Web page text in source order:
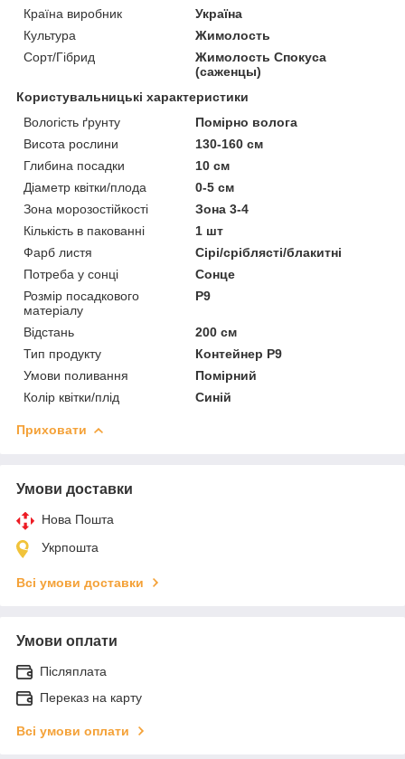
Країна виробник
Україна
Культура
Жимолость
Сорт/Гібрид
Жимолость Спокуса
(саженцы)
Користувальницькі характеристики
Вологість ґрунту
Помірно волога
Висота рослини
130-160 см
Глибина посадки
10 см
Діаметр квітки/плода
0-5 см
Зона морозостійкості
Зона 3-4
Кількість в пакованні
1 шт
Фарб листя
Сірі/сріблясті/блакитні
Потреба у сонці
Сонце
Розмір посадкового
матеріалу
P9
Відстань
200 см
Тип продукту
Контейнер P9
Умови поливання
Помірний
Колір квітки/плід
Синій
Приховати
Умови доставки
Нова Пошта
Укрпошта
Всі умови доставки
Умови оплати
Післяплата
Переказ на карту
Всі умови оплати